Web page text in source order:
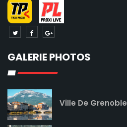
GALERIE PHOTOS
Ville De Grenoble